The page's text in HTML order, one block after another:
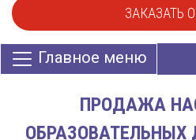
ЗАКАЗАТЬ
Главное меню
ПРОДАЖА
ОБРАЗОВАТЕЛЬНЫХ